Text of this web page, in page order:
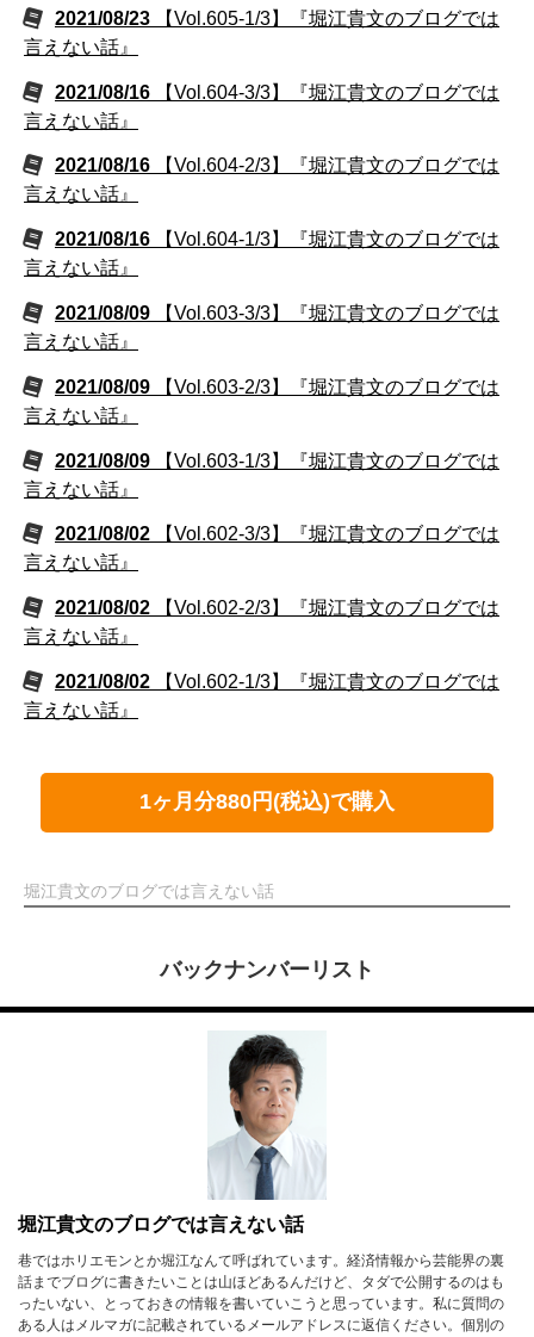
2021/08/23
【Vol.605-1/3】『堀江貴文のブログでは
言えない話』
2021/08/16
【Vol.604-3/3】『堀江貴文のブログでは
言えない話』
2021/08/16
【Vol.604-2/3】『堀江貴文のブログでは
言えない話』
2021/08/16
【Vol.604-1/3】『堀江貴文のブログでは
言えない話』
2021/08/09
【Vol.603-3/3】『堀江貴文のブログでは
言えない話』
2021/08/09
【Vol.603-2/3】『堀江貴文のブログでは
言えない話』
2021/08/09
【Vol.603-1/3】『堀江貴文のブログでは
言えない話』
2021/08/02
【Vol.602-3/3】『堀江貴文のブログでは
言えない話』
2021/08/02
【Vol.602-2/3】『堀江貴文のブログでは
言えない話』
2021/08/02
【Vol.602-1/3】『堀江貴文のブログでは
言えない話』
1ヶ月分880円(税込)で購入
堀江貴文のブログでは言えない話
バックナンバーリスト
堀江貴文のブログでは言えない話
巷ではホリエモンとか堀江なんて呼ばれています。経済情報から芸能界の裏
話までブログに書きたいことは山ほどあるんだけど、タダで公開するのはも
ったいない、とっておきの情報を書いていこうと思っています。私に質問の
ある人はメルマガに記載されているメールアドレスに返信ください。個別の